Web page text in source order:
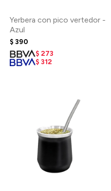
Yerbera con pico vertedor -
Azul
$ 390
$ 273
$ 312